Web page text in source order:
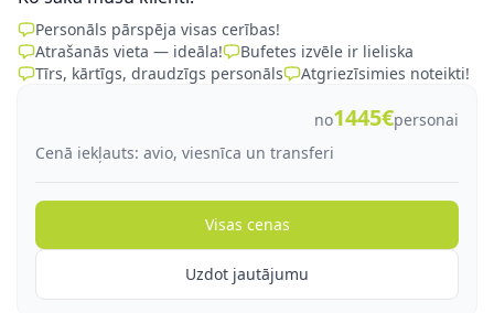
Personāls pārspēja visas cerības!
Atrašanās vieta — ideāla!
Bufetes izvēle ir lieliska
Tīrs, kārtīgs, draudzīgs personāls
Atgriezīsimies noteikti!
no1445€personai
Cenā iekļauts: avio, viesnīca un transferi
Visas cenas
Uzdot jautājumu